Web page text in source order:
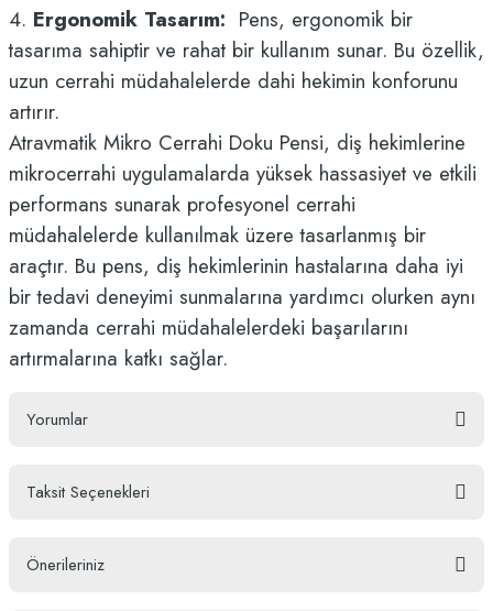
4. Ergonomik Tasarım: Pens, ergonomik bir
tasarıma sahiptir ve rahat bir kullanım sunar. Bu özellik,
uzun cerrahi müdahalelerde dahi hekimin konforunu
artırır.
Atravmatik Mikro Cerrahi Doku Pensi, diş hekimlerine
mikrocerrahi uygulamalarda yüksek hassasiyet ve etkili
performans sunarak profesyonel cerrahi
müdahalelerde kullanılmak üzere tasarlanmış bir
araçtır. Bu pens, diş hekimlerinin hastalarına daha iyi
bir tedavi deneyimi sunmalarına yardımcı olurken aynı
zamanda cerrahi müdahalelerdeki başarılarını
artırmalarına katkı sağlar.
Yorumlar
Taksit Seçenekleri
Önerileriniz